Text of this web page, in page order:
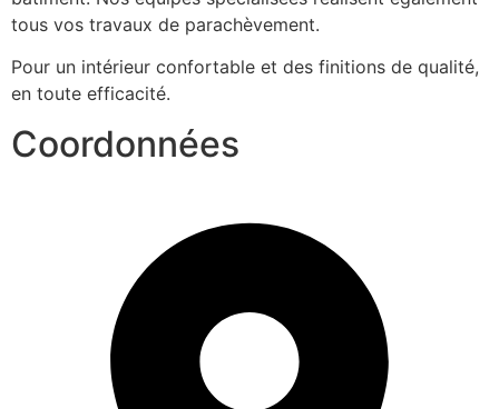
tous vos travaux de parachèvement.
Pour un intérieur confortable et des finitions de qualité,
en toute efficacité.
Coordonnées